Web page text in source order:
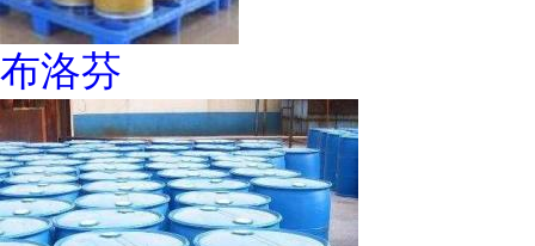
布洛芬